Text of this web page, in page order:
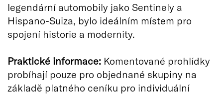
legendární automobily jako Sentinely a
Hispano-Suiza, bylo ideálním místem pro
spojení historie a modernity.
Praktické informace: Komentované prohlídky
probíhají pouze pro objednané skupiny na
základě platného ceníku pro individuální